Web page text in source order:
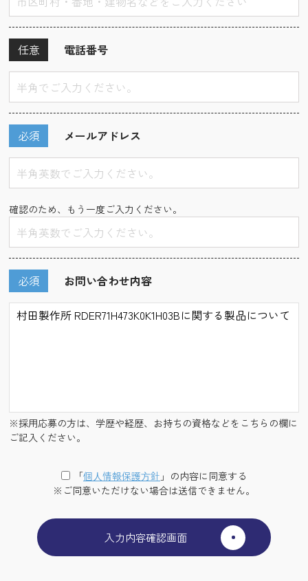
電話番号
任意
メールアドレス
必須
確認のため、もう一度ご入力ください。
お問い合わせ内容
必須
※採用応募の方は、学歴や経歴、お持ちの資格などをこちらの欄に
ご記入ください。
「個⼈情報保護⽅針 」の内容に同意する
※ご同意いただけない場合は送信できません。